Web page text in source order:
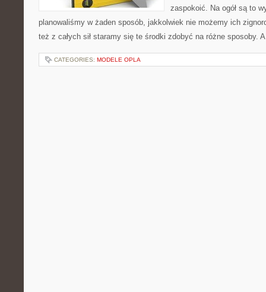
zaspokoić. Na ogół są to
planowaliśmy w żaden sposób, jakkolwiek nie możemy ich
też z całych sił staramy się te środki zdobyć na różne sposoby.
CATEGORIES: MODELE OPLA